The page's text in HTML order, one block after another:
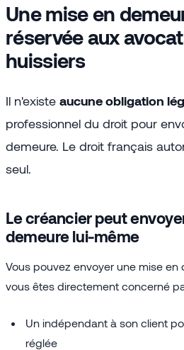
Une mise en
réservée aux
huissiers
Il n'existe aucune obligation
professionnel du droit pour
demeure. Le droit français
seul.
Le créancier peut
demeure lui-même
Vous pouvez envoyer une mise
vous êtes directement concerné
Un indépendant à son client
réglée